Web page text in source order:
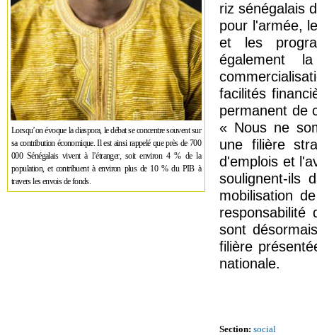
Lorsqu’on évoque la diaspora, le débat se concentre souvent sur
sa contribution économique. Il est ainsi rappelé que près de 700
000 Sénégalais vivent à l’étranger, soit environ 4 % de la
population, et contribuent à environ plus de 10 % du PIB à
travers les envois de fonds.
riz sénégalais
pour l'armée,
et les
également
facilités
permanent de
« Nous ne
une filière
d'emplois et
soulignent-ils
mobilisation
responsabilité
sont
filière
nationale.
Section: social